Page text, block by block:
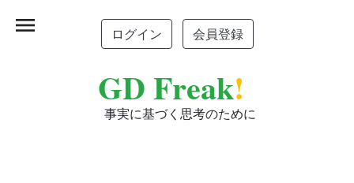
ログイン 会員登録
GD Freak!
事実に基づく思考のために
menu